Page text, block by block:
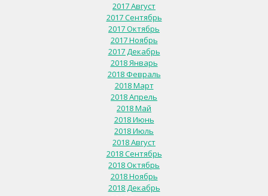
2017 Август
2017 Сентябрь
2017 Октябрь
2017 Ноябрь
2017 Декабрь
2018 Январь
2018 Февраль
2018 Март
2018 Апрель
2018 Май
2018 Июнь
2018 Июль
2018 Август
2018 Сентябрь
2018 Октябрь
2018 Ноябрь
2018 Декабрь